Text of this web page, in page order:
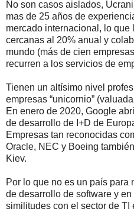
No son casos aislados,
mas de 25 años de
mercado internacional, lo que
cercanas al 20% anual y
mundo (más de cien
recurren a los servicios de
Tienen un altísimo nivel
empresas “unicornio”
En enero de 2020, Google
de desarrollo de I+D de
Empresas tan reconocidas
Oracle, NEC y Boeing
Kiev.
Por lo que no es un país para
de desarrollo de software y
similitudes con el sector de TI